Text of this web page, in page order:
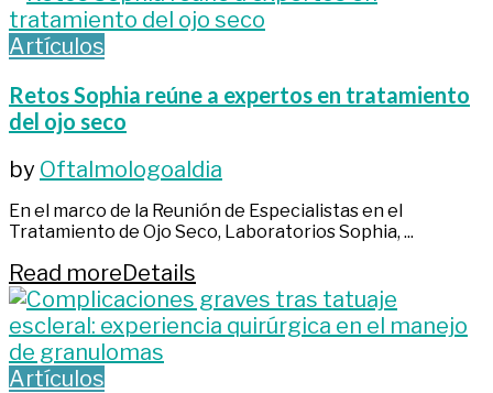
Artículos
Retos Sophia reúne a expertos en tratamiento
del ojo seco
by Oftalmologoaldia
En el marco de la Reunión de Especialistas en el
Tratamiento de Ojo Seco, Laboratorios Sophia, ...
Read moreDetails
Artículos